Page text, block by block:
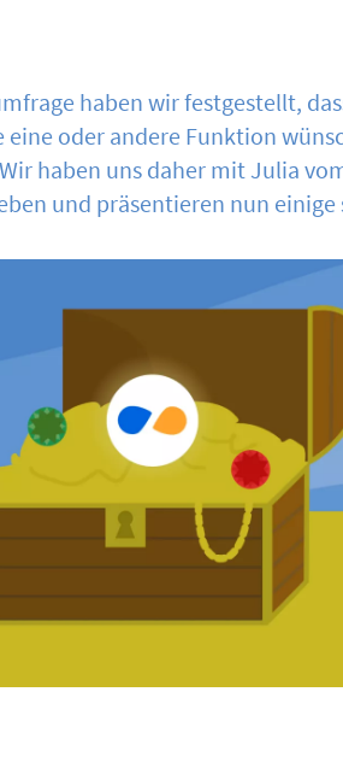
haben wir festgestellt,
oder andere Funktion
haben uns daher mit Julia
und präsentieren nun